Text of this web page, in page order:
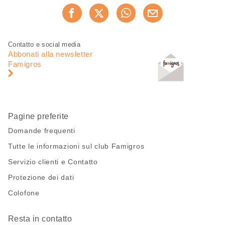
Consiglia ora
Piè
pagina
Navigazione
pagina
Contatto e social media
Abbonati alla newsletter
Famigros
Pagine preferite
Domande frequenti
Tutte le informazioni sul club Famigros
Servizio clienti e Contatto
Protezione dei dati
Colofone
Resta in contatto